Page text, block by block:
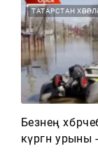
ТАТАРСТАН
Безнең
күргән урыны -